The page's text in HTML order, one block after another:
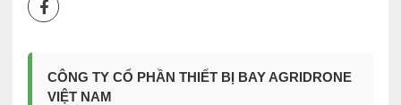
CÔNG TY CỔ PHẦN THIẾT BỊ BAY AGRIDRONE
VIỆT NAM